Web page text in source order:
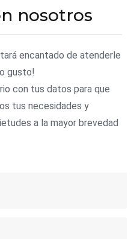
nosotros
encantado de atenderle
gusto!
con tus datos para que
tus necesidades y
a la mayor brevedad